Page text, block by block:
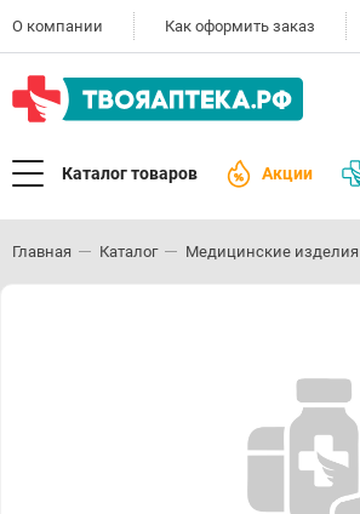
О компании Как оформить заказ
Каталог товаров Акции
Главная Каталог Медицинские изделия